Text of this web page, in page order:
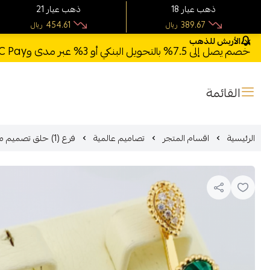
الأربش للذهب
خصم يصل إلى 7.5% بالتحويل البنكي أو 3% عبر مدى وSTC Pay + خصم بكود **X123** وشحن مجاني للطلبات فوق 1000 ريال
القائمة
الرئيسية اقسام المتجر تصاميم عالمية فرع (1) حلق تصميم مميز ذهب عيار 18 وزن 5.92 جرام
21 ذهب عيار
ريال 454.61
18 ذهب عيار
ريال 389.67